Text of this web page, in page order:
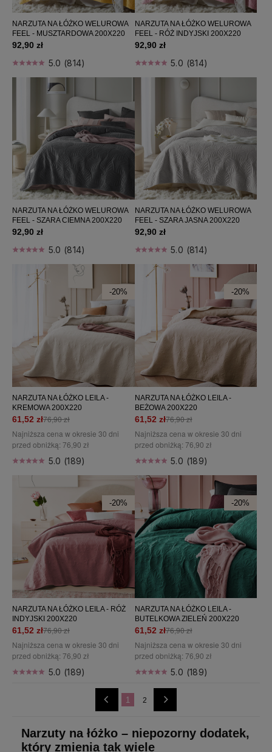
NARZUTA NA ŁÓŻKO WELUROWA
FEEL - MUSZTARDOWA 200X220
92,90 zł
5.0 (814)
NARZUTA NA ŁÓŻKO WELUROWA
FEEL - RÓŻ INDYJSKI 200X220
92,90 zł
5.0 (814)
NARZUTA NA ŁÓŻKO WELUROWA
FEEL - SZARA CIEMNA 200X220
92,90 zł
5.0 (814)
NARZUTA NA ŁÓŻKO WELUROWA
FEEL - SZARA JASNA 200X220
92,90 zł
5.0 (814)
-20%
NARZUTA NA ŁÓŻKO LEILA -
KREMOWA 200X220
61,52 zł76,90 zł
Najniższa cena w okresie 30 dni
przed obniżką: 76,90 zł
5.0 (189)
-20%
NARZUTA NA ŁÓŻKO LEILA -
BEŻOWA 200X220
61,52 zł76,90 zł
Najniższa cena w okresie 30 dni
przed obniżką: 76,90 zł
5.0 (189)
-20%
NARZUTA NA ŁÓŻKO LEILA - RÓŻ
INDYJSKI 200X220
61,52 zł76,90 zł
Najniższa cena w okresie 30 dni
przed obniżką: 76,90 zł
5.0 (189)
-20%
NARZUTA NA ŁÓŻKO LEILA -
BUTELKOWA ZIELEŃ 200X220
61,52 zł76,90 zł
Najniższa cena w okresie 30 dni
przed obniżką: 76,90 zł
5.0 (189)
1 2
Narzuty na łóżko – niepozorny dodatek,
który zmienia tak wiele